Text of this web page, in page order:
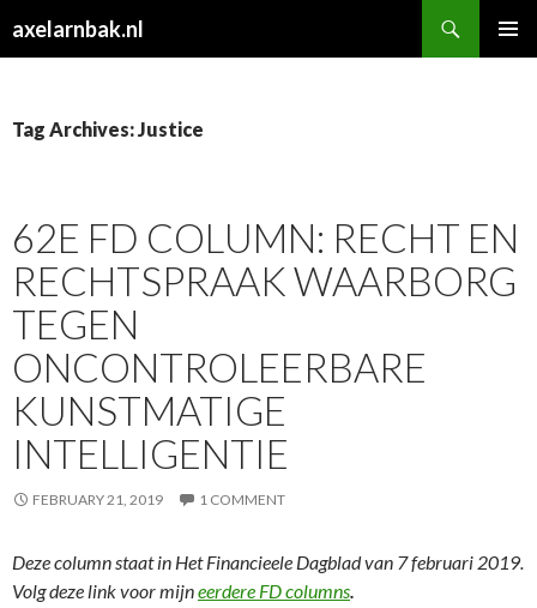
axelarnbak.nl
Tag Archives: Justice
62E FD COLUMN: RECHT EN
RECHTSPRAAK WAARBORG
TEGEN
ONCONTROLEERBARE
KUNSTMATIGE
INTELLIGENTIE
FEBRUARY 21, 2019 1 COMMENT
Deze column staat in Het Financieele Dagblad van 7 februari 2019.
Volg deze link voor mijneerdere FD columns.